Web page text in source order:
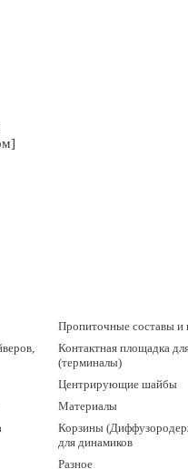
Пропиточные составы и
Контактная площадка
(терминалы)
Центрирующие шайбы
Материалы
Корзины
для динамиков
Разное